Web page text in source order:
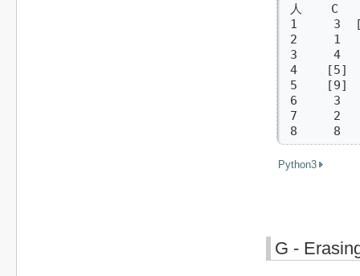
人    C
1     3
2     1
3     4
4    [5]
5    [9]
6     3
7     2
8     8
Python3
G -